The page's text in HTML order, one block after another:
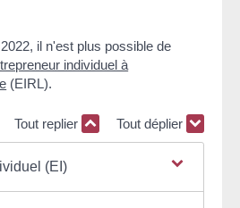
il n'est plus possible de
individuel à
(EIRL).
Tout replier Tout déplier
(EI)